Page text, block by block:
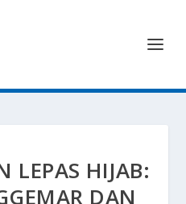
LEPAS HIJAB:
DAN